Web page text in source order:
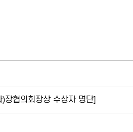
장협의회장상 수상자 명단]